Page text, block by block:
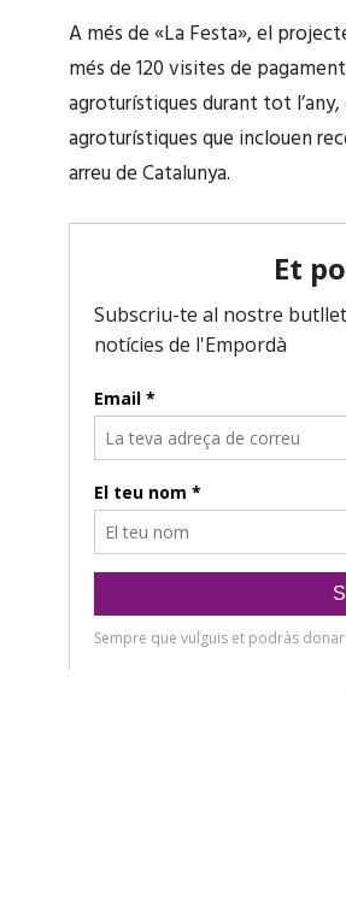
A més de «La Festa», el
més de 120 visites de
agroturístiques durant tot
agroturístiques que inclouen
arreu de Catalunya.